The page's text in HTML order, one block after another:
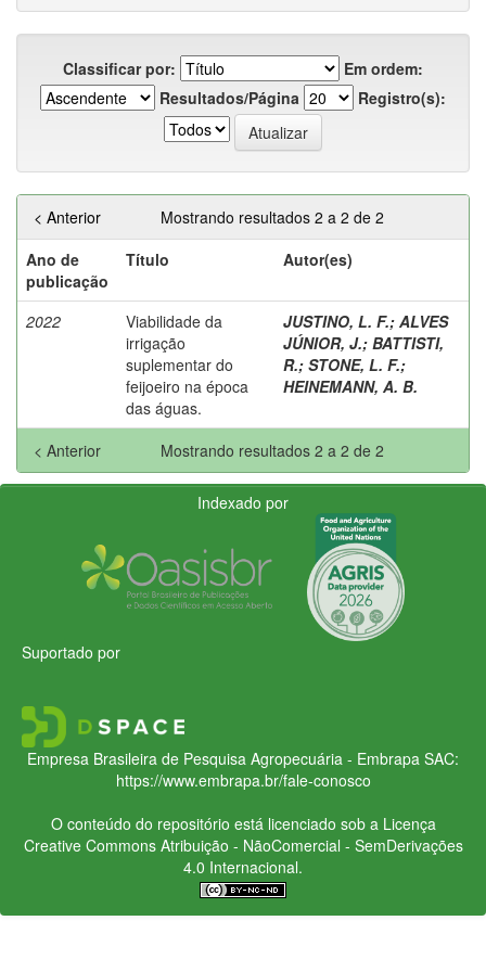
Classificar por:
Em ordem:
Resultados/Página
Registro(s):
Mostrando resultados 2 a 2 de 2
< Anterior
Ano de
publicação
Título Autor(es)
2022
Viabilidade da
irrigação
suplementar do
feijoeiro na época
das águas.
JUSTINO, L. F.; ALVES
JÚNIOR, J.; BATTISTI,
R.; STONE, L. F.;
HEINEMANN, A. B.
Mostrando resultados 2 a 2 de 2
< Anterior
Indexado por
Suportado por
Empresa Brasileira de Pesquisa Agropecuária - Embrapa SAC:
https://www.embrapa.br/fale-conosco
O conteúdo do repositório está licenciado sob a Licença
Creative CommonsAtribuição - NãoComercial - SemDerivações
4.0 Internacional.